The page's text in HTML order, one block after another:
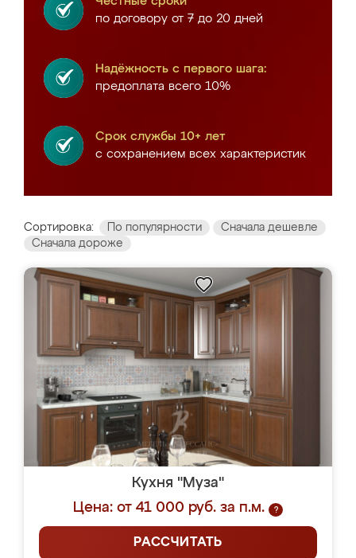
по договору от 7 до 20 дней
Надёжность с первого шага:
предоплата всего 10%
Срок службы 10+ лет
с сохранением всех характеристик
Сортировка: По популярности
Сначала дешевле
Сначала дороже
Кухня "Муза"
Цена: от 41 000 руб. за п.м.
?
РАССЧИТАТЬ